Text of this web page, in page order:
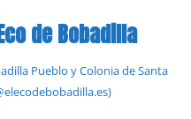
de Bobadilla
Pueblo y Colonia de Santa